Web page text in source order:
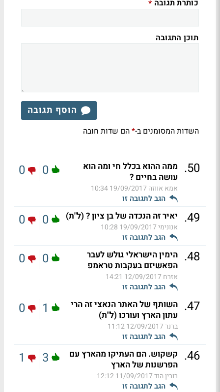
כותרת תגובה *
תוכן התגובה
הוסף תגובה
השדות המסומנים ב-*הם שדות חובה
50
. ממה ההוא בכלל חי ומה הוא
עושה בחיים ?
אמא אווזה 19/09/2017 10:34
הגב לתגובה זו
0
0
49
. יאיר זה הנכדה של בן ציון ? (ל"ת)
אנונימי19/09/2017 10:28
הגב לתגובה זו
0
0
48
. הימין הישראלי גולש לעבר
הפאשיזם בעקבות טראמפ
אזרח 12/09/2017 14:21
הגב לתגובה זו
0
0
47
. השותף של האתר הנאצי זה הרי
עתון הארץ ועורכו (ל"ת)
ברנר12/09/2017 11:12
הגב לתגובה זו
1
0
46
. קשקוש. הם העתיקו מהארץ עם
הפרשנות של הארץ
רובין הוד11/09/2017 12:12
הגב לתגובה זו
3
1